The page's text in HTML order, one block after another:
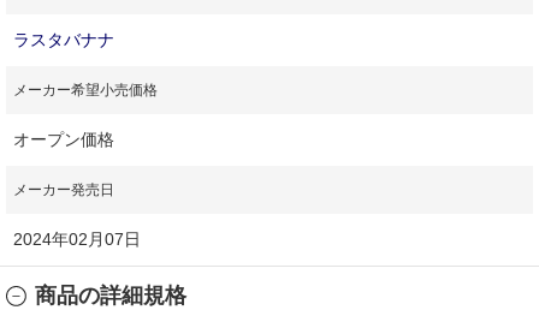
ラスタバナナ
メーカー希望小売価格
オープン価格
メーカー発売日
2024年02月07日
商品の詳細規格